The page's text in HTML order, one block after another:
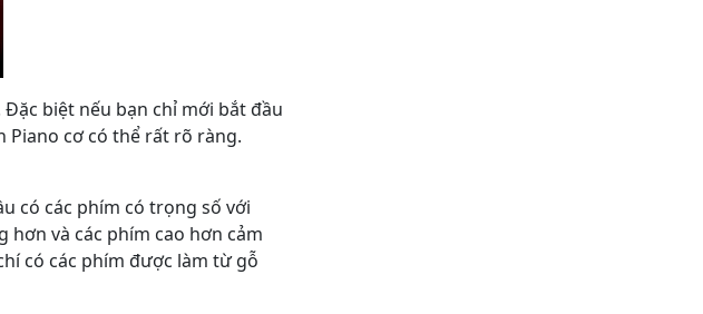
biệt nếu bạn chỉ mới bắt đầu
Piano cơ có thể rất rõ ràng.
có các phím có trọng số với
hơn và các phím cao hơn cảm
có các phím được làm từ gỗ